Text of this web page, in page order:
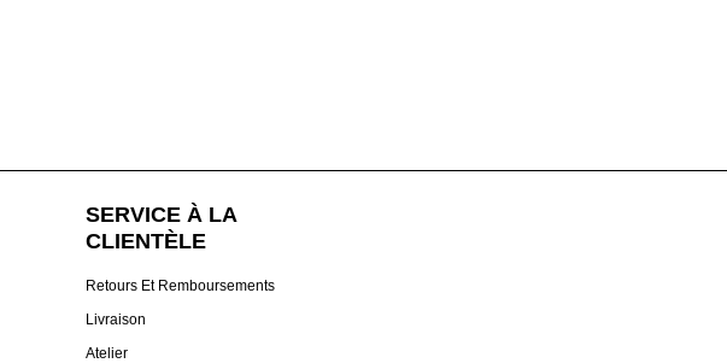
SERVICE À LA
CLIENTÈLE
Retours Et Remboursements
Livraison
Atelier